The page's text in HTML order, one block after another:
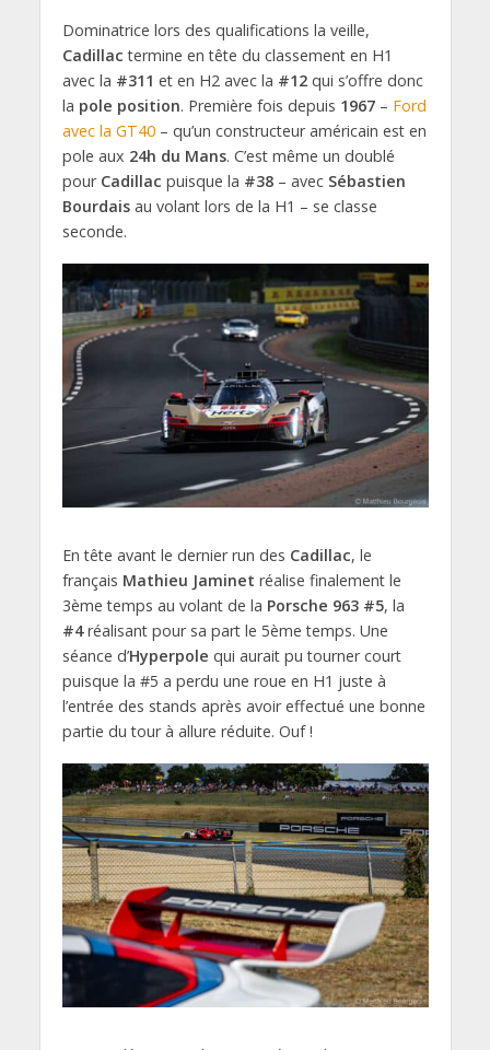
Dominatrice lors des qualifications la veille,
Cadillac termine en tête du classement en H1
avec la #311 et en H2 avec la #12qui s’offre donc
la pole position. Première fois depuis 1967– Ford
avec la GT40– qu’un constructeur américain est en
pole aux 24h du Mans. C’est même un doublé
pour Cadillac puisque la #38– avec Sébastien
Bourdaisau volant lors de la H1 – se classe
seconde.
En tête avant le dernier run des Cadillac, le
français Mathieu Jaminet réalise finalement le
3ème temps au volant de la Porsche 963 #5, la
#4réalisant pour sa part le 5ème temps. Une
séance d’Hyperpole qui aurait pu tourner court
puisque la #5 a perdu une roue en H1 juste à
l’entrée des stands après avoir effectué une bonne
partie du tour à allure réduite. Ouf !